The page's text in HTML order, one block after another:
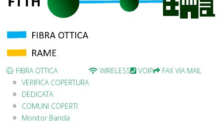
FIBRA OTTICA
VERIFICA COPERTURA
DEDICATA
COMUNI COPERTI
Monitor Banda
WIRELESS VOIP FAX VIA MAIL